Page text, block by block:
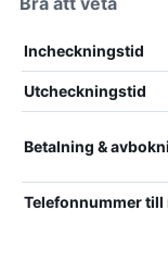
Incheckningstid
Utcheckningstid
Betalning &
Telefonnummer till